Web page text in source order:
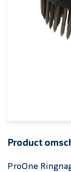
Product
ProOne